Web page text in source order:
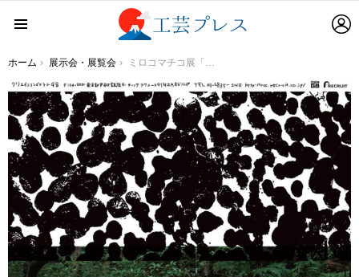
You are here:
ホーム 展示会・展覧会 ミロコマチコ展「うみまとう」2022年4月5日～5月23日 リクルート「クリエイションギャラリーG8」で開催